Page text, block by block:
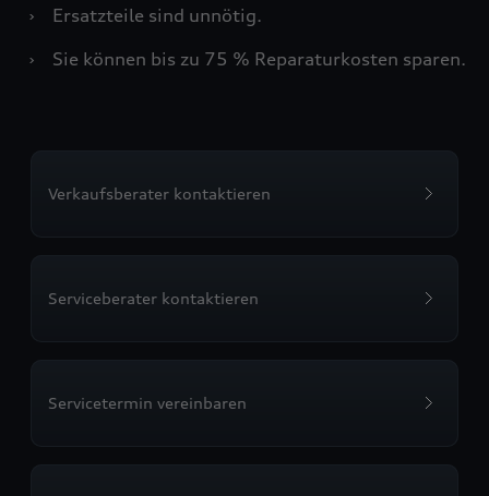
›
Ersatzteile sind unnötig.
›
Sie können bis zu 75 % Reparaturkosten sparen.
Verkaufsberater kontaktieren
Serviceberater kontaktieren
Servicetermin vereinbaren